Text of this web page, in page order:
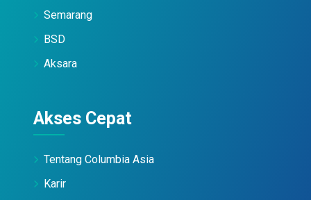
Semarang
BSD
Aksara
Akses Cepat
Tentang Columbia Asia
Karir